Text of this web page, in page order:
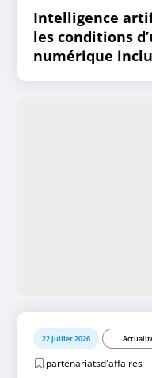
Intelligence
les conditions
numérique
22 juillet 2026
partenariatsd'affaires